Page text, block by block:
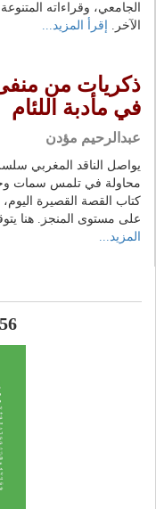
الجامعي، وقراءاته
الآخر.
إقرأ المزيد...
ذكريات من
في مأدبة اللئام
عبدالرحيم مؤدن
يواصل الناقد المغربي
محاولة في تلمس سمات
كتاب القصة القصيرة
على مستوى المنجز. هنا
المزيد...